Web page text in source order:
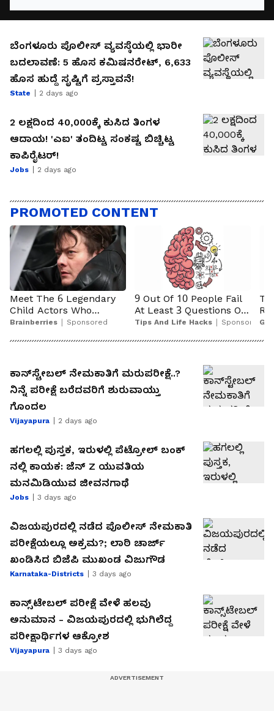
ಬೆಂಗಳೂರು ಪೊಲೀಸ್‌ ವ್ಯವಸ್ಥೆಯಲ್ಲಿ ಭಾರೀ
ಬದಲಾವಣೆ: 5 ಹೊಸ ಕಮಿಷನರೇಟ್‌, 6,633
ಹೊಸ ಹುದ್ದೆ ಸೃಷ್ಟಿಗೆ ಪ್ರಸ್ತಾವನೆ!
State 2 days ago
₹2 ಲಕ್ಷದಿಂದ ₹40,000ಕ್ಕೆ ಕುಸಿದ ತಿಂಗಳ
ಆದಾಯ! 'ಎಐ' ತಂದಿಟ್ಟ ಸಂಕಷ್ಟ ಬಿಚ್ಚಿಟ್ಟ
ಕಾಪಿರೈಟರ್!
Jobs 2 days ago
ಕಾನ್‌ಸ್ಟೇಬಲ್‌ ನೇಮಕಾತಿಗೆ ಮರುಪರೀಕ್ಷೆ..?
ನಿನ್ನೆ ಪರೀಕ್ಷೆ ಬರೆದವರಿಗೆ ಶುರುವಾಯ್ತು
ಗೊಂದಲ
Vijayapura 2 days ago
ಹಗಲಲ್ಲಿ ಪುಸ್ತಕ, ಇರುಳಲ್ಲಿ ಪೆಟ್ರೋಲ್​ ಬಂಕ್​
ನಲ್ಲಿ ಕಾಯಕ: ಜೆನ್​ Z ಯುವತಿಯ
ಮನಮಿಡಿಯುವ ಜೀವನಗಾಥೆ
Jobs 3 days ago
ವಿಜಯಪುರದಲ್ಲಿ ನಡೆದ ಪೊಲೀಸ್ ನೇಮಕಾತಿ
ಪರೀಕ್ಷೆಯಲ್ಲೂ ಅಕ್ರಮ?; ಲಾಠಿ ಚಾರ್ಜ್
ಖಂಡಿಸಿದ ಬಿಜೆಪಿ ಮುಖಂಡ ವಿಜುಗೌಡ
Karnataka-Districts 3 days ago
ಕಾನ್ಸ್‌ಟೇಬಲ್ ಪರೀಕ್ಷೆ ವೇಳೆ ಹಲವು
ಅನುಮಾನ - ವಿಜಯಪುರದಲ್ಲಿ ಭುಗಿಲೆದ್ದ
ಪರೀಕ್ಷಾರ್ಥಿಗಳ ಆಕ್ರೋಶ
Vijayapura 3 days ago